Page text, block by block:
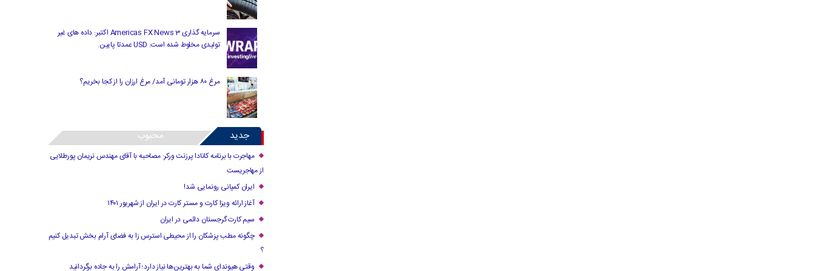
سرمایه گذاری Americas FX News 3 اکتبر: داده های غیر
تولیدی مخلوط شده است. USD عمدتا پایین.
مرغ ۸۰ هزار تومانی آمد/ مرغ ارزان را از کجا بخریم؟
جدید محبوب
مهاجرت با برنامه کانادا پرزنت ورکر: مصاحبه با آقای مهندس نریمان پورطلایی
از مهاجریست
ایران کمپانی رونمایی شد!
آغاز ارائه ویزا کارت و مستر کارت در ایران از شهریور ۱۴۰۱
سیم کارت گرجستان دائمی در ایران
چگونه مطب پزشکان را از محیطی استرس زا به فضای آرام بخش تبدیل کنیم
؟
وقتی هیوندای شما به بهترین‌ها نیاز دارد؛ آرامش را به جاده برگردانید